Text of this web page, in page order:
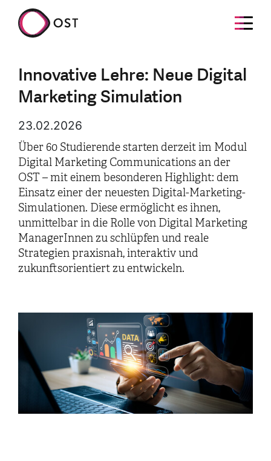
Innovative Lehre: Neue Digital
Marketing Simulation
23.02.2026
Über 60 Studierende starten derzeit im Modul
Digital Marketing Communications an der
OST – mit einem besonderen Highlight: dem
Einsatz einer der neuesten Digital-Marketing-
Simulationen. Diese ermöglicht es ihnen,
unmittelbar in die Rolle von Digital Marketing
ManagerInnen zu schlüpfen und reale
Strategien praxisnah, interaktiv und
zukunftsorientiert zu entwickeln.